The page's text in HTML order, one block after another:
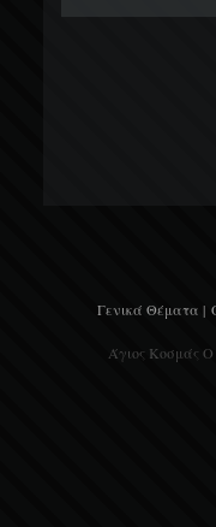
Γενικά Θέματα |
Άγιος Κοσμάς Ο